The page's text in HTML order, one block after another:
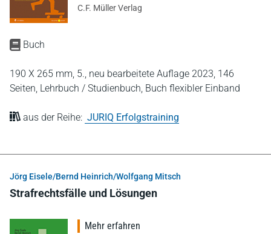
Buch
190 X 265 mm, 5., neu bearbeitete Auflage 2023, 146
Seiten, Lehrbuch / Studienbuch, Buch flexibler Einband
aus der Reihe: JURIQ Erfolgstraining
C.F. Müller Verlag
Jörg Eisele/Bernd Heinrich/Wolfgang Mitsch
Strafrechtsfälle und Lösungen
Mehr erfahren